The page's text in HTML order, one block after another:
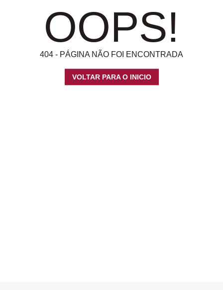
OOPS!
404 - PÁGINA NÃO FOI ENCONTRADA
VOLTAR PARA O INICIO